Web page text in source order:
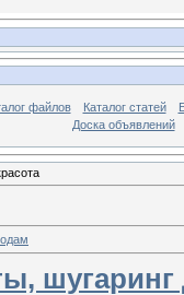
файлов Каталог статей
Доска объявлений